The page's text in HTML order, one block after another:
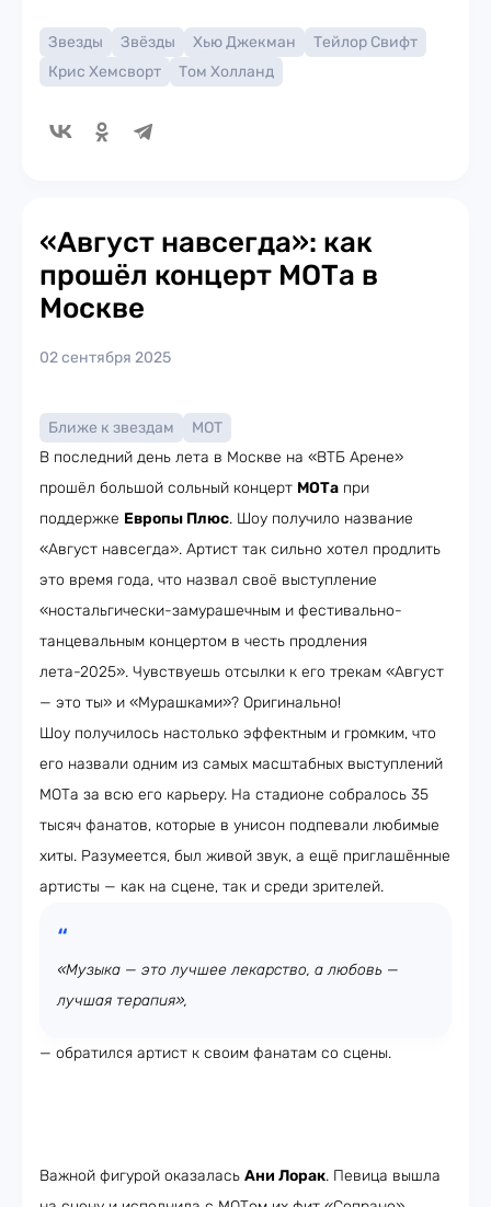
Звезды Звёзды Хью Джекман
Тейлор Свифт
Крис Хемсворт
Том Холланд
«Август навсегда»: как
прошёл концерт МОТа в
Москве
02 сентября 2025
Ближе к звездам
МОТ
В последний день лета в Москве на «ВТБ Арене»
прошёл большой сольный концерт МОТа при
поддержке Европы Плюс. Шоу получило название
«Август навсегда». Артист так сильно хотел продлить
это время года, что назвал своё выступление
«ностальгически-замурашечным и фестивально-
танцевальным концертом в честь продления
лета-2025». Чувствуешь отсылки к его трекам «Август
— это ты» и «Мурашками»? Оригинально!
Шоу получилось настолько эффектным и громким, что
его назвали одним из самых масштабных выступлений
МОТа за всю его карьеру. На стадионе собралось 35
тысяч фанатов, которые в унисон подпевали любимые
хиты. Разумеется, был живой звук, а ещё приглашённые
артисты — как на сцене, так и среди зрителей.
«Музыка — это лучшее лекарство, а любовь —
лучшая терапия»,
— обратился артист к своим фанатам со сцены.
Важной фигурой оказалась Ани Лорак. Певица вышла